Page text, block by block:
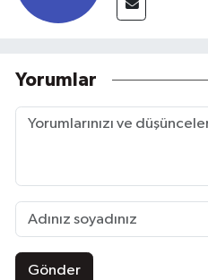
Yorumlar
Gönder